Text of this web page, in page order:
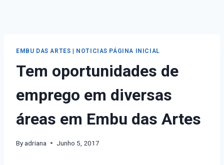
EMBU DAS ARTES NOTICIAS PÁGINA INICIAL
Tem oportunidades de
emprego em diversas
áreas em Embu das Artes
Byadriana Junho 5, 2017